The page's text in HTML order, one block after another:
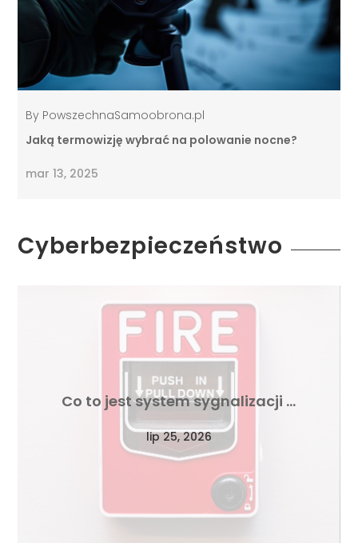
By PowszechnaSamoobrona.pl
Jaką termowizję wybrać na polowanie nocne?
mar 13, 2025
Cyberbezpieczeństwo
Co to jest system sygnalizacji …
lip 25, 2026